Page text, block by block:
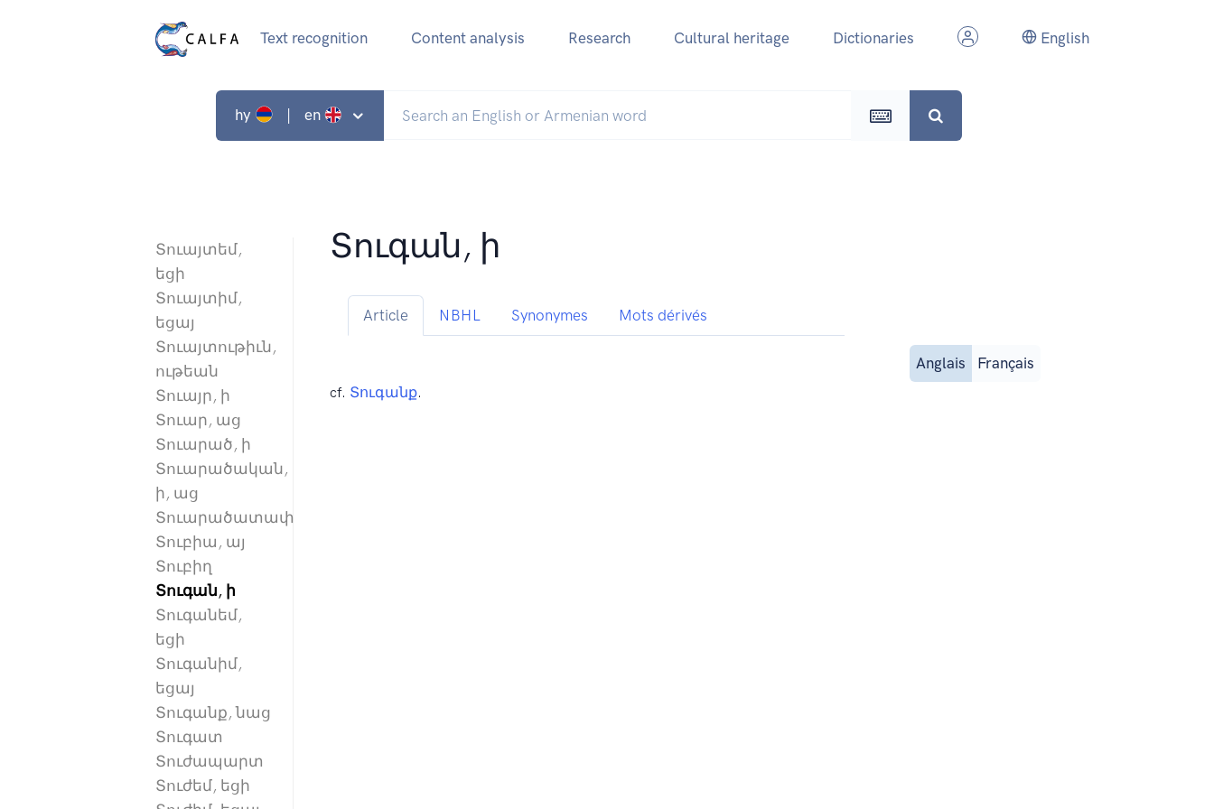
Text recognition Content analysis Research Cultural heritage Dictionaries English
hy | en
Տուայտեմ,
եցի
Տուայտիմ,
եցայ
Տուայտութիւն,
ութեան
Տուայր, ի
Տուար, աց
Տուարած, ի
Տուարածական,
ի, աց
Տուարածատափ
Տուբիա, այ
Տուբիղ
Տուգան, ի
Տուգանեմ,
եցի
Տուգանիմ,
եցայ
Տուգանք, նաց
Տուգատ
Տուժապարտ
Տուժեմ, եցի
Տուգան, ի
Article NBHL Synonymes Mots dérivés
Anglais Français
cf. Տուգանք.